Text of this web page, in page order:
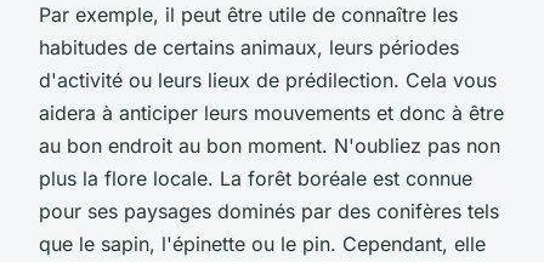
Par exemple, il peut être utile de connaître les
habitudes de certains animaux, leurs périodes
d'activité ou leurs lieux de prédilection. Cela vous
aidera à anticiper leurs mouvements et donc à être
au bon endroit au bon moment. N'oubliez pas non
plus la flore locale. La forêt boréale est connue
pour ses paysages dominés par des conifères tels
que le sapin, l'épinette ou le pin. Cependant, elle